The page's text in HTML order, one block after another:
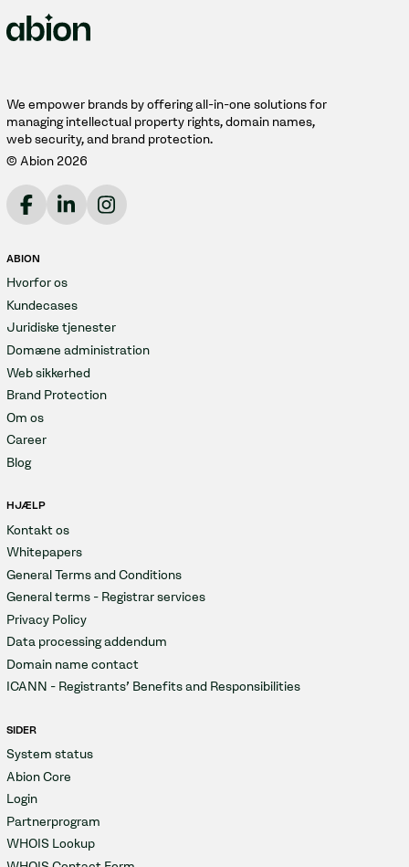
We empower brands by offering all-in-one solutions for
managing intellectual property rights, domain names,
web security, and brand protection.
© Abion 2026
ABION
Hvorfor os
Kundecases
Juridiske tjenester
Domæne administration
Web sikkerhed
Brand Protection
Om os
Career
Blog
HJÆLP
Kontakt os
Whitepapers
General Terms and Conditions
General terms - Registrar services
Privacy Policy
Data processing addendum
Domain name contact
ICANN - Registrants' Benefits and Responsibilities
SIDER
System status
Abion Core
Login
Partnerprogram
WHOIS Lookup